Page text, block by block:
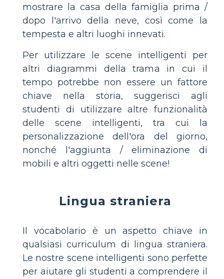
mostrare la casa della famiglia prima /
dopo l'arrivo della neve, così come la
tempesta e altri luoghi innevati.
Per utilizzare le scene intelligenti per
altri diagrammi della trama in cui il
tempo potrebbe non essere un fattore
chiave nella storia, suggerisci agli
studenti di utilizzare altre funzionalità
delle scene intelligenti, tra cui la
personalizzazione dell'ora del giorno,
nonché l'aggiunta / eliminazione di
mobili e altri oggetti nelle scene!
Lingua straniera
Il vocabolario è un aspetto chiave in
qualsiasi curriculum di lingua straniera.
Le nostre scene intelligenti sono perfette
per aiutare gli studenti a comprendere il